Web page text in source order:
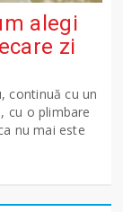
alegi
zi
continuă cu un
cu o plimbare
nu mai este